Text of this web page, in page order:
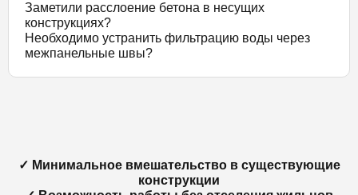
Заметили расслоение бетона в несущих
конструкциях?
Необходимо устранить фильтрацию воды через
межпанельные швы?
✓ Минимальное вмешательство в существующие
конструкции